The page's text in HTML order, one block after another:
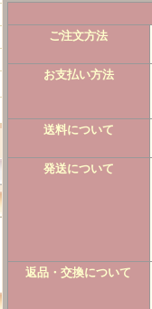
ご注文方法
お支払い方法
送料について
発送について
返品・交換について